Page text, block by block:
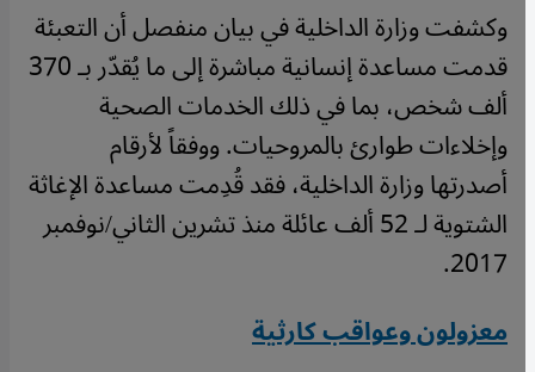
وكشفت وزارة الداخلية في بيان منفصل أن التعبئة
قدمت مساعدة إنسانية مباشرة إلى ما يُقدّر بـ 370
ألف شخص، بما في ذلك الخدمات الصحية
وإخلاءات طوارئ بالمروحيات. ووفقاً لأرقام
أصدرتها وزارة الداخلية، فقد قُدِمت مساعدة الإغاثة
الشتوية لـ 52 ألف عائلة منذ تشرين الثاني/نوفمبر
2017.
معزولون وعواقب كارثية